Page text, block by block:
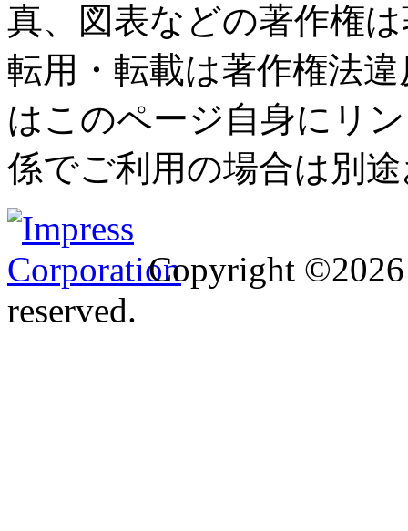
真、図表などの著作権
転用・転載は著作権法
はこのページ自身にリ
係でご利用の場合は別
Copyright
reserved.